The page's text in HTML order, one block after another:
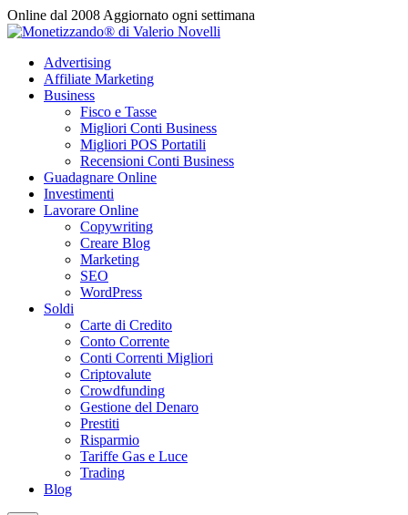
Vai
al
Online dal 2008 Aggiornato ogni settimana
Advertising
Affiliate Marketing
Business
Fisco e Tasse
Migliori Conti Business
Migliori POS Portatili
Recensioni Conti Business
Guadagnare Online
Investimenti
Lavorare Online
Copywriting
Creare Blog
Marketing
SEO
WordPress
Soldi
Carte di Credito
Conto Corrente
Conti Correnti Migliori
Criptovalute
Crowdfunding
Gestione del Denaro
Prestiti
Risparmio
Tariffe Gas e Luce
Trading
Blog